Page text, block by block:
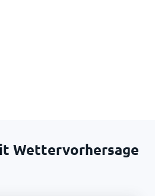
Wettervorhersage